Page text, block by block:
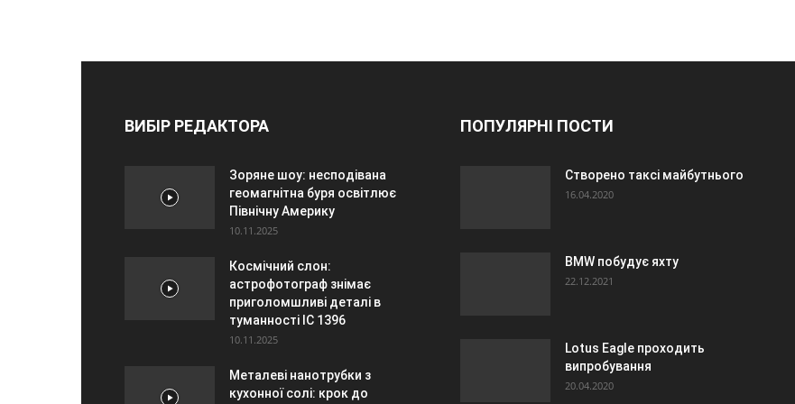
ВИБІР РЕДАКТОРА
Зоряне шоу: несподівана
геомагнітна буря освітлює
Північну Америку
10.11.2025
Космічний слон:
астрофотограф знімає
приголомшливі деталі в
туманності IC 1396
10.11.2025
Металеві нанотрубки з
кухонної солі: крок до
ПОПУЛЯРНІ ПОСТИ
Створено таксі майбутнього
16.04.2020
BMW побудує яхту
22.12.2021
Lotus Eagle проходить
випробування
20.04.2020